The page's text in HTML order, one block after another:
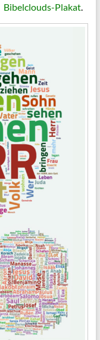
Bibelclouds-Plakat.